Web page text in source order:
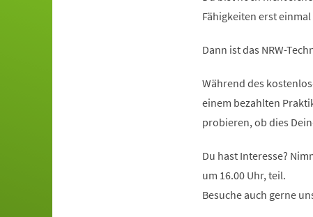
Fähigkeiten erst
Dann ist das NRW-
Während des
einem bezahlten
probieren, ob dies
Du hast Interesse?
um 16.00 Uhr, teil.
Besuche auch gerne